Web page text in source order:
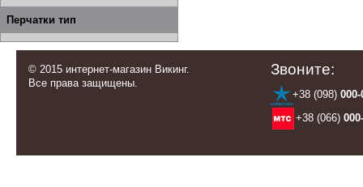
Перчатки тип
© 2015 интернет-магазин Викинг.
Все права защищены.
Звоните:
+38 (098) 000-
+38 (066)